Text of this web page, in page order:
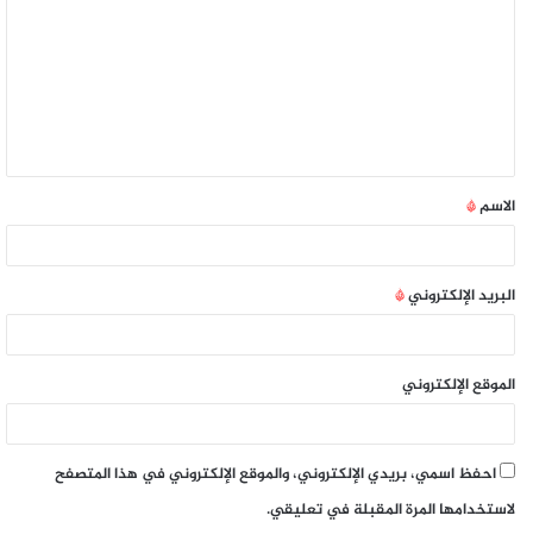
الاسم*
البريد الإلكتروني*
الموقع الإلكتروني
احفظ اسمي، بريدي الإلكتروني، والموقع الإلكتروني في هذا المتصفح
لاستخدامها المرة المقبلة في تعليقي.